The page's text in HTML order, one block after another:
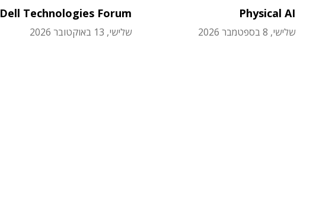
Physical AI
שלישי, 8 בספטמבר 2026
Dell Technologies Forum
שלישי, 13 באוקטובר 2026